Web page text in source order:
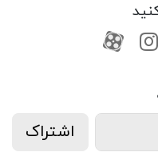
کانال آپارات
کانال آپارات
اشتراک